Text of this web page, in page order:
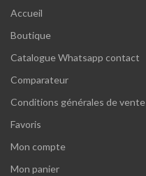
Accueil
Boutique
Catalogue Whatsapp contact
Comparateur
Conditions générales de vente
Favoris
Mon compte
Mon panier